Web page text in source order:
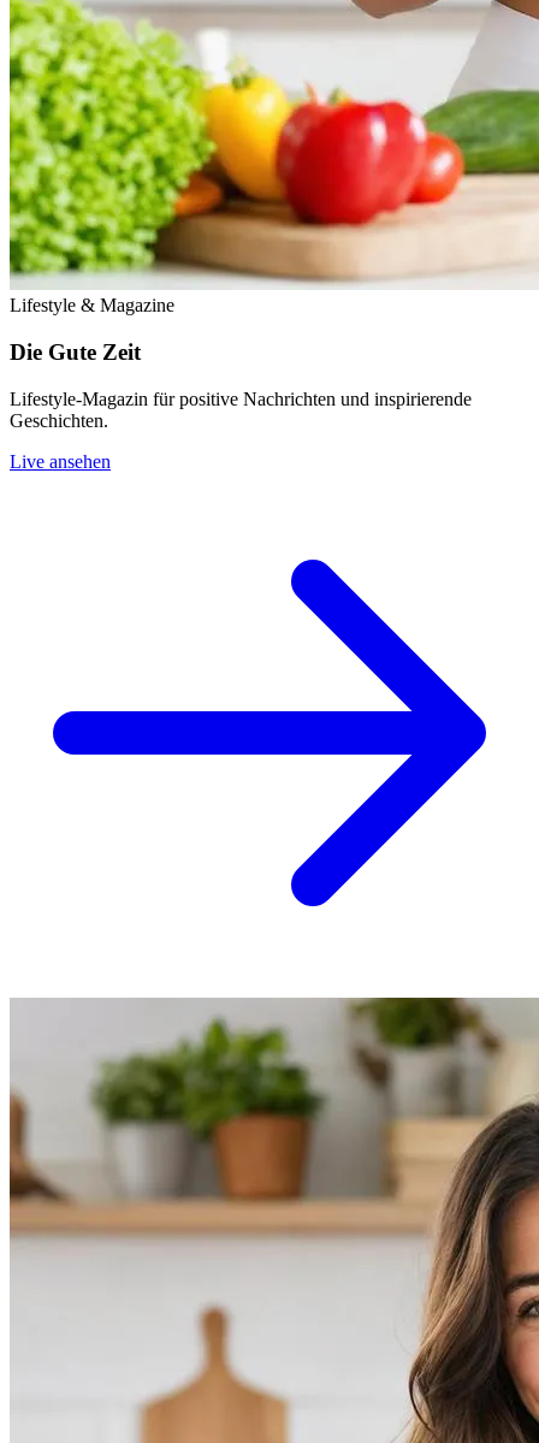
Lifestyle & Magazine
Die Gute Zeit
Lifestyle-Magazin für positive Nachrichten und inspirierende
Geschichten.
Live ansehen